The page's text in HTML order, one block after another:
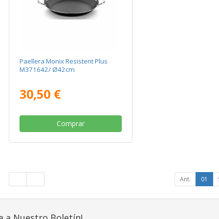
Paellera Monix Resistent Plus
M371642/ Ø42cm
30,50 €
Comprar
Ant. 01